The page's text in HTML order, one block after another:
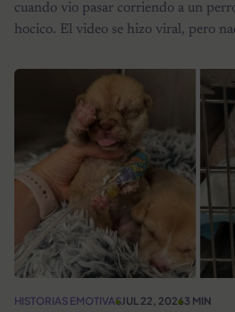
cuando vio pasar corriendo a un
hocico. El video se hizo viral, pero
HISTORIAS EMOTIVASJUL 22, 20263 MIN